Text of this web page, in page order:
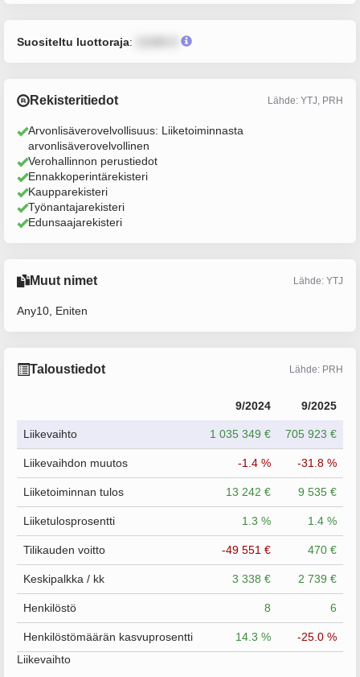
Suositeltu luottoraja:
Rekisteritiedot Lähde: YTJ, PRH
Arvonlisäverovelvollisuus: Liiketoiminnasta
arvonlisäverovelvollinen
Verohallinnon perustiedot
Ennakkoperintärekisteri
Kaupparekisteri
Työnantajarekisteri
Edunsaajarekisteri
Muut nimet Lähde: YTJ
Any10, Eniten
Taloustiedot Lähde: PRH
9/2024 9/2025
Liikevaihto 1 035 349 € 705 923 €
Liikevaihdon muutos -1.4 % -31.8 %
Liiketoiminnan tulos 13 242 € 9 535 €
Liiketulosprosentti 1.3 % 1.4 %
Tilikauden voitto -49 551 € 470 €
Keskipalkka / kk 3 338 € 2 739 €
Henkilöstö 8 6
Henkilöstömäärän kasvuprosentti 14.3 %
-25.0 %
Liikevaihto